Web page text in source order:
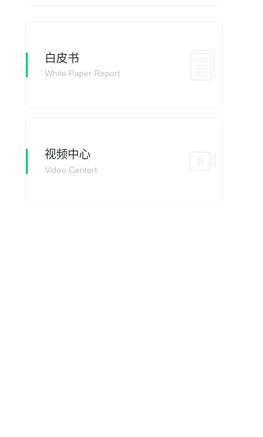
白皮书
White Paper Report
视频中心
Video Centert